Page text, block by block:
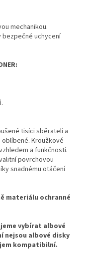
mechanikou.
bezpečné uchycení
tisíci sběrateli a
Kroužkové
a funkčností.
povrchovou
snadnému otáčení
materiálu ochranné
vybírat albové
nejsou albové disky
kompatibilní.